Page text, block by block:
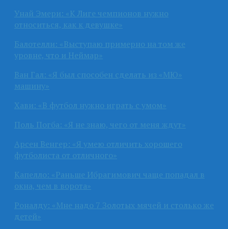
Унай Эмери: «К Лиге чемпионов нужно
относиться, как к девушке»
Балотелли: «Выступаю примерно на том же
уровне, что и Неймар»
Ван Гал: «Я был способен сделать из «МЮ»
машину»
Хави: «В футбол нужно играть с умом»
Поль Погба: «Я не знаю, чего от меня ждут»
Арсен Венгер: «Я умею отличить хорошего
футболиста от отличного»
Капелло: «Раньше Ибрагимович чаще попадал в
окна, чем в ворота»
Роналду: «Мне надо 7 Золотых мячей и столько же
детей»